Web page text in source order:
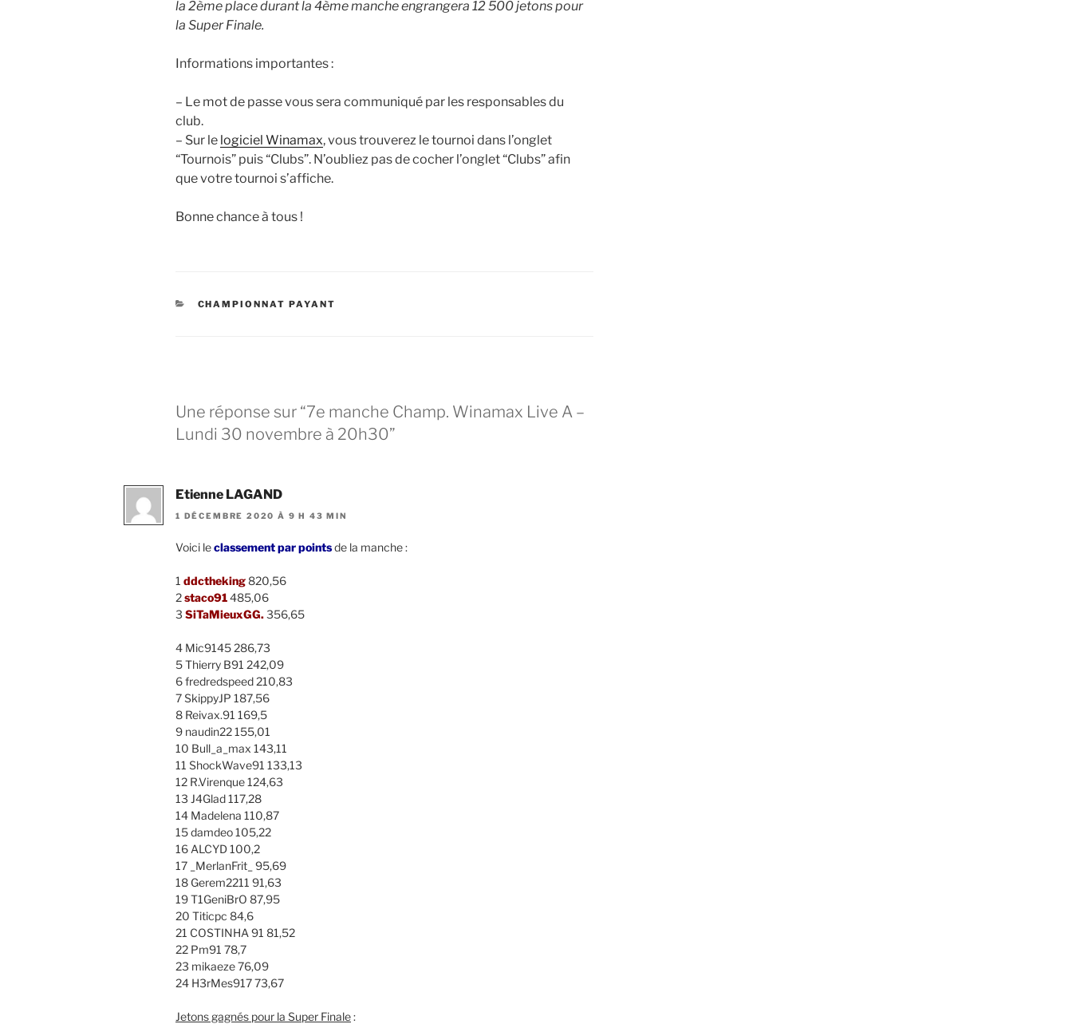
la 2ème place durant la 4ème manche engrangera 12 500 jetons pour
la Super Finale.
Informations importantes :
– Le mot de passe vous sera communiqué par les responsables du
club.
– Sur le logiciel Winamax, vous trouverez le tournoi dans l’onglet
“Tournois” puis “Clubs”. N’oubliez pas de cocher l’onglet “Clubs” afin
que votre tournoi s’affiche.
Bonne chance à tous !
CATÉGORIES
CHAMPIONNAT PAYANT
Une réponse sur “7e manche Champ. Winamax Live A –
Lundi 30 novembre à 20h30”
Etienne LAGAND
1 DÉCEMBRE 2020 À 9 H 43 MIN
Voici leclassement par pointsde la manche :
1 ddctheking 820,56
2staco91485,06
3 SiTaMieuxGG.356,65
4 Mic9145 286,73
5 Thierry B91 242,09
6 fredredspeed 210,83
7 SkippyJP 187,56
8 Reivax.91 169,5
9 naudin22 155,01
10 Bull_a_max 143,11
11 ShockWave91 133,13
12 R.Virenque 124,63
13 J4Glad 117,28
14 Madelena 110,87
15 damdeo 105,22
16 ALCYD 100,2
17 _MerlanFrit_ 95,69
18 Gerem2211 91,63
19 T1GeniBrO 87,95
20 Titicpc 84,6
21 COSTINHA 91 81,52
22 Pm91 78,7
23 mikaeze 76,09
24 H3rMes917 73,67
Jetons gagnés pour la Super Finale: